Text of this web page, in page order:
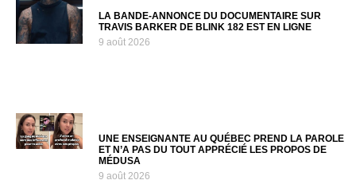
LA BANDE-ANNONCE DU DOCUMENTAIRE SUR
TRAVIS BARKER DE BLINK 182 EST EN LIGNE
9 août 2026
UNE ENSEIGNANTE AU QUÉBEC PREND LA PAROLE
ET N’A PAS DU TOUT APPRÉCIÉ LES PROPOS DE
MÉDUSA
9 août 2026